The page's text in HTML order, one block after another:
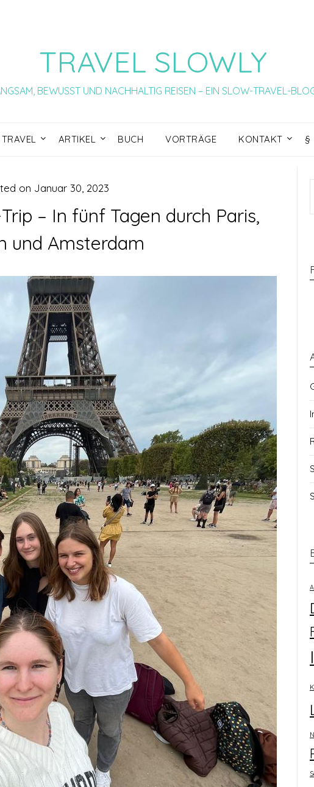
TRAVEL SLOWLY
BEWUSST UND NACHHALTIG REISEN – EIN SLOW-TRAVEL-
ARTIKEL BUCH VORTRÄGE KONTAKT §
– In fünf Tagen durch Paris,
und Amsterdam
on Januar 30, 2023